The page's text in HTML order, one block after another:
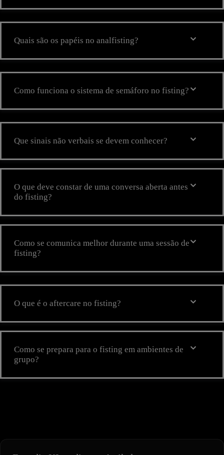
Quais são os papéis no analfisting?
Como funciona o sistema de semáforo no fisting?
Que sinais não verbais se devem conhecer?
O que deve constar de uma conversa aberta antes
do fisting?
Como se comunica melhor durante uma sessão de
fisting?
O que é o aftercare no fisting?
Como se prepara para o fisting em ambientes de
grupo?